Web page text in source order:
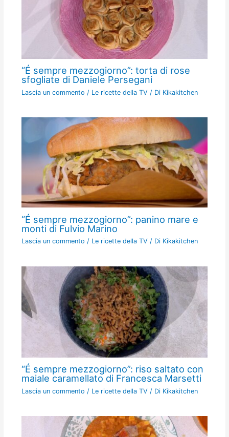
“É sempre mezzogiorno”: torta di rose
sfogliate di Daniele Persegani
Lascia un commento / Le ricette della TV / Di Kikakitchen
“É sempre mezzogiorno”: panino mare e
monti di Fulvio Marino
Lascia un commento / Le ricette della TV / Di Kikakitchen
“É sempre mezzogiorno”: riso saltato con
maiale caramellato di Francesca Marsetti
Lascia un commento / Le ricette della TV / Di Kikakitchen